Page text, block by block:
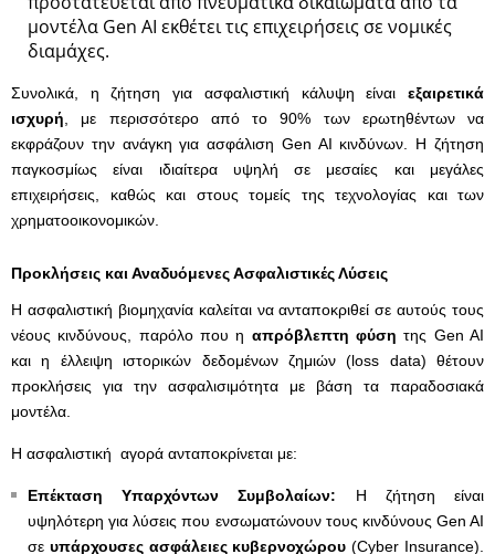
μοντέλα Gen AI εκθέτει τις επιχειρήσεις σε νομικές
διαμάχες.
Συνολικά, η ζήτηση για ασφαλιστική κάλυψη είναι εξαιρετικά
ισχυρή , με περισσότερο από το 90% των ερωτηθέντων να
εκφράζουν την ανάγκη για ασφάλιση Gen AI κινδύνων. Η ζήτηση
παγκοσμίως είναι ιδιαίτερα υψηλή σε μεσαίες και μεγάλες
επιχειρήσεις, καθώς και στους τομείς της τεχνολογίας και των
χρηματοοικονομικών.
Προκλήσεις και Αναδυόμενες Ασφαλιστικές Λύσεις
Η ασφαλιστική βιομηχανία καλείται να ανταποκριθεί σε αυτούς τους
νέους κινδύνους, παρόλο που η απρόβλεπτη φύση της Gen AI
και η έλλειψη ιστορικών δεδομένων ζημιών (loss data) θέτουν
προκλήσεις για την ασφαλισιμότητα με βάση τα παραδοσιακά
μοντέλα.
Η ασφαλιστική αγορά ανταποκρίνεται με:
Επέκταση Υπαρχόντων Συμβολαίων: Η ζήτηση είναι
υψηλότερη για λύσεις που ενσωματώνουν τους κινδύνους Gen AI
σε υπάρχουσες ασφάλειες κυβερνοχώρου (Cyber Insurance).